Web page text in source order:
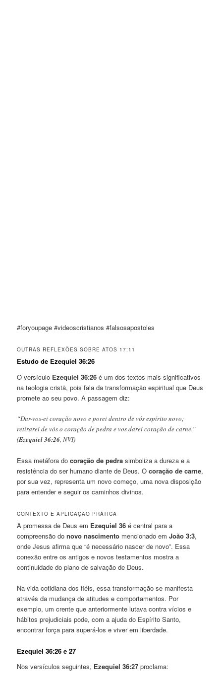
#foryoupage #videoscristianos #falsosapostoles
OUTRAS REFLEXÕES SOBRE ATOS 17:11
Estudo de Ezequiel 36:26
O versículo Ezequiel 36:26 é um dos textos mais significativos
na teologia cristã, pois fala da transformação espiritual que Deus
promete ao seu povo. A passagem diz:
“Dar-vos-ei coração novo e porei dentro de vós espírito novo;
retirarei de vós o coração de pedra e vos darei coração de carne.”
(Ezequiel 36:26, NVI)
Essa metáfora docoração de pedra simboliza a dureza e a
resistência do ser humano diante de Deus. Ocoração de carne,
por sua vez, representa um novo começo, uma nova disposição
para entender e seguir os caminhos divinos.
CONTEXTO E APLICAÇÃO PRÁTICA
A promessa de Deus em Ezequiel 36 é central para a
compreensão donovo nascimento mencionado emJoão 3:3,
onde Jesus afirma que “é necessário nascer de novo”. Essa
conexão entre os antigos e novos testamentos mostra a
continuidade do plano de salvação de Deus.
Na vida cotidiana dos fiéis, essa transformação se manifesta
através da mudança de atitudes e comportamentos. Por
exemplo, um crente que anteriormente lutava contra vícios e
hábitos prejudiciais pode, com a ajuda do Espírito Santo,
encontrar força para superá-los e viver em liberdade.
Ezequiel 36:26 e 27
Nos versículos seguintes, Ezequiel 36:27 proclama: